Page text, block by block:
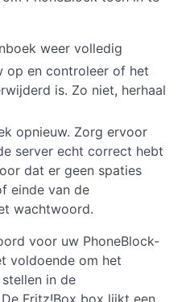
weer volledig
op en controleer of het
is. Zo niet, herhaal
opnieuw. Zorg ervoor
server echt correct hebt
dat er geen spaties
einde van de
wachtwoord.
voor uw PhoneBlock-
voldoende om het
in de
Fritz!Box box lijkt een